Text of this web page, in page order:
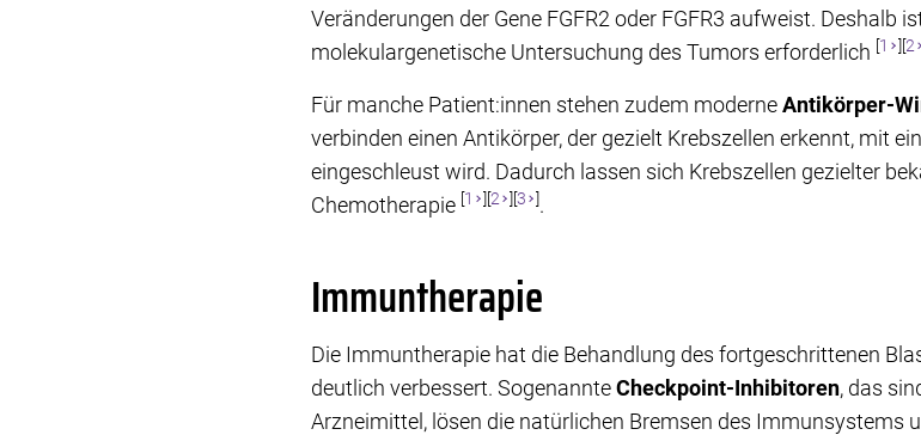
Veränderungen der Gene FGFR2 oder FGFR3 aufweist. Deshalb
molekulargenetische Untersuchung des Tumors erforderlich [1 ][2
Für manche Patient:innen stehen zudem moderneAntikörper-
verbinden einen Antikörper, der gezielt Krebszellen erkennt, mit
eingeschleust wird. Dadurch lassen sich Krebszellen gezielter
Chemotherapie [1 ][2 ][3 ].
Immuntherapie
Die Immuntherapie hat die Behandlung des fortgeschrittenen
deutlich verbessert. SogenannteCheckpoint-Inhibitoren, das
Arzneimittel, lösen die natürlichen Bremsen des Immunsystems